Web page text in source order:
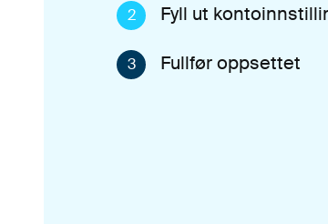
2 Fyll ut
3 Fullfør oppsettet